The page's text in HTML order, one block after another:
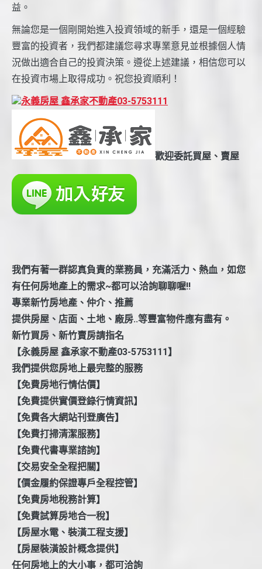
益。
無論您是一個剛開始進入投資領域的新手，還是一個經驗
豐富的投資者，我們都建議您尋求專業意見並根據個人情
況做出適合自己的投資決策。遵從上述建議，相信您可以
在投資市場上取得成功。祝您投資順利！
永義房屋 鑫承家不動產03-5753111
歡迎委託買屋、賣屋
我們有著一群認真負責的業務員，充滿活力、熱血，如您
有任何房地產上的需求~都可以洽詢聊聊喔!!
專業新竹房地產、仲介、推薦
提供房屋、店面、土地、廠房..等豐富物件應有盡有。
新竹買房、新竹賣房請指名
【永義房屋 鑫承家不動產03-5753111】
我們提供您房地上最完整的服務
【免費房地行情估價】
【免費提供實價登錄行情資訊】
【免費各大網站刊登廣告】
【免費打掃清潔服務】
【免費代書專業諮詢】
【交易安全全程把關】
【價金履約保證專戶全程控管】
【免費房地稅務計算】
【免費試算房地合一稅】
【房屋水電、裝潢工程支援】
【房屋裝潢設計概念提供】
任何房地上的大小事，都可洽詢